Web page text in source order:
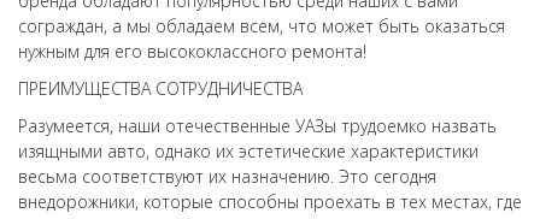
сограждан, а мы обладаем всем, что может быть оказаться
нужным для его высококлассного ремонта!
ПРЕИМУЩЕСТВА СОТРУДНИЧЕСТВА
Разумеется, наши отечественные УАЗы трудоемко назвать
изящными авто, однако их эстетические характеристики
весьма соответствуют их назначению. Это сегодня
внедорожники, которые способны проехать в тех местах, где